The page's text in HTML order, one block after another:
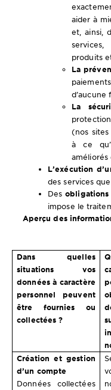
aider à
et, ainsi,
produits
La
d’aucune
La
(nos
à ce
améliorés
L’exécution
des services
Desobligations
impose le
Aperçu des
Dans quelles
situations vos
données à caractère
personnel peuvent
être fournies ou
collectées ?
Création et gestion
d’un compte
Données collectées